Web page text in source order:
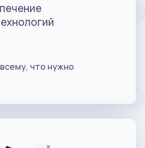
что нужно